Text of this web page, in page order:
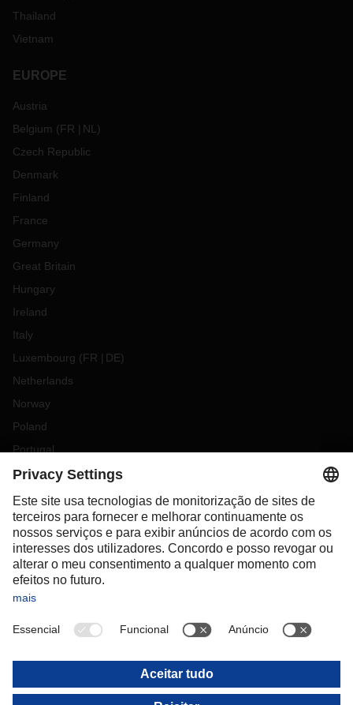
Thailand
Vietnam
EUROPE
Austria
Belgium (FR NL )
Czech Republic
Denmark
Finland
France
Germany
Great Britain
Hungary
Ireland
Italy
Luxembourg (FR DE)
Netherlands
Norway
Poland
Portugal
Romania
Slovakia
Spain
Sweden
Switzerland(DE FR)
Turkey
OCEANIA